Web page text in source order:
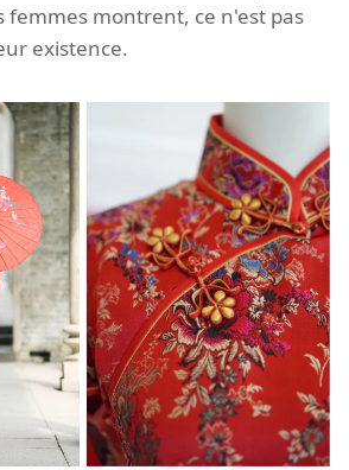
femmes montrent, ce n'est pas
existence.